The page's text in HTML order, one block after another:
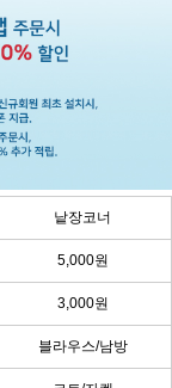
낱장코너
5,000원
3,000원
블라우스/남방